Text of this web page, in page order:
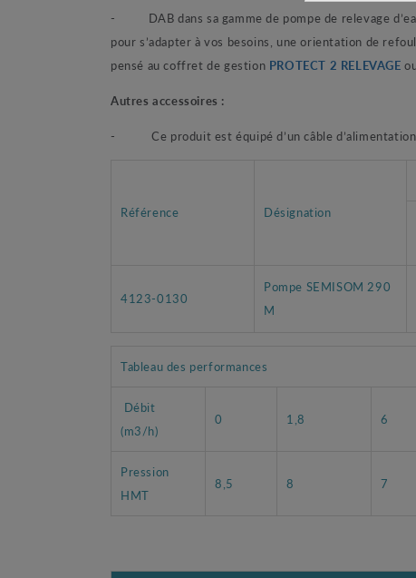
- DAB dans sa gamme de pompe de relevage
pour s’adapter à vos besoins, une orientation de
pensé au coffret de gestion PROTECT 2 RELEVAGE
Autres accessoires :
- Ce produit est équipé d’un câble d’alimentation
Référence Désignation
4123-0130
Pompe SEMISOM 290
M
Tableau des performances
Débit
(m3/h)
0 1,8 6
Pression
HMT
8,5 8 7